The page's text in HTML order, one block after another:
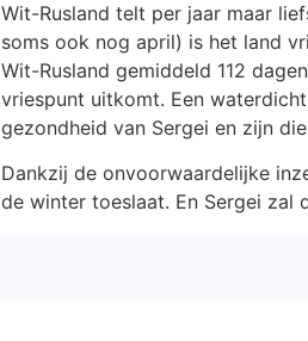
Wit-Rusland telt per jaar maar
soms ook nog april) is het land
Wit-Rusland gemiddeld 112
vriespunt uitkomt. Een
gezondheid van Sergei en zijn
Dankzij de onvoorwaardelijke
de winter toeslaat. En Sergei zal